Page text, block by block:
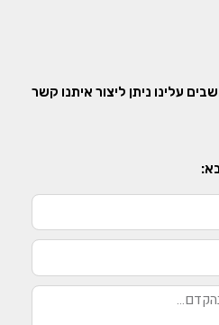
עלינו ניתן ליצור איתנו קשר